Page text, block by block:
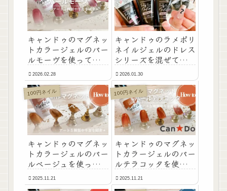
キャンドゥのマグネッ
トカラージェルのパー
ルモーヴを使ってマグ
ネットアートのやり方
を5種類紹介
2026.02.28
キャンドゥのラメポリ
ネイルジェルのドレス
シリーズを混ぜて長さ
だししてみたらどうな
るか検証！
2026.01.30
100円ネイル
キャンドゥのマグネッ
トカラージェルのパー
ルベージュを使ってマ
グネットアートのやり
方を5種類紹介
2025.11.21
100円ネイル
キャンドゥのマグネッ
トカラージェルのパー
ルテラコッタを使って
マグネットアートのや
り方を5種類紹介
2025.11.21